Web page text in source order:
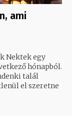
ami
Nektek egy
hónapból.
talál
el szeretne